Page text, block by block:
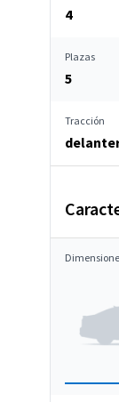
4
Plazas
5
Tracción